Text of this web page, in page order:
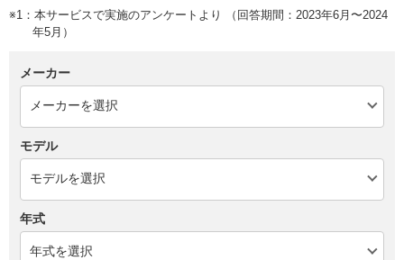
※1：本サービスで実施のアンケートより （回答期間：2023年6月〜2024
年5月）
メーカー
モデル
年式